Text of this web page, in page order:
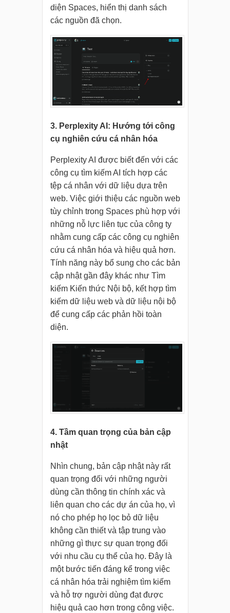
diện Spaces, hiển thị danh sách
các nguồn đã chọn.
3. Perplexity AI: Hướng tới công
cụ nghiên cứu cá nhân hóa
Perplexity AI được biết đến với các
công cụ tìm kiếm AI tích hợp các
tệp cá nhân với dữ liệu dựa trên
web. Việc giới thiệu các nguồn web
tùy chỉnh trong Spaces phù hợp với
những nỗ lực liên tục của công ty
nhằm cung cấp các công cụ nghiên
cứu cá nhân hóa và hiệu quả hơn.
Tính năng này bổ sung cho các bản
cập nhật gần đây khác như Tìm
kiếm Kiến thức Nội bộ, kết hợp tìm
kiếm dữ liệu web và dữ liệu nội bộ
để cung cấp các phản hồi toàn
diện.
4. Tầm quan trọng của bản cập
nhật
Nhìn chung, bản cập nhật này rất
quan trọng đối với những người
dùng cần thông tin chính xác và
liên quan cho các dự án của họ, vì
nó cho phép họ lọc bỏ dữ liệu
không cần thiết và tập trung vào
những gì thực sự quan trọng đối
với nhu cầu cụ thể của họ. Đây là
một bước tiến đáng kể trong việc
cá nhân hóa trải nghiệm tìm kiếm
và hỗ trợ người dùng đạt được
hiệu quả cao hơn trong công việc.